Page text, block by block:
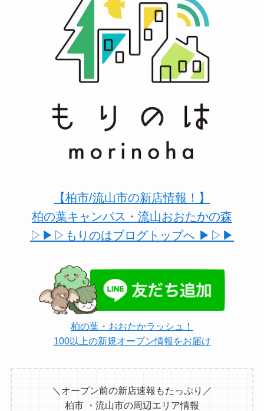
【柏市/流山市の新店情報！】
柏の葉キャンパス・流山おおたかの森
▷▶︎▷もりのはブログトップへ ▶︎▷▶︎
柏の葉・おおたかラッシュ！
100以上の新規オープン情報をお届け
＼オープン前の新店速報もたっぷり／
柏市 ・流山市の周辺エリア情報